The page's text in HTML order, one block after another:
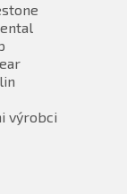
výrobci